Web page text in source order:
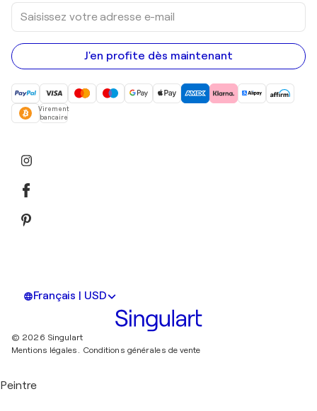
Saisissez
votre
adresse
e-
mail
J'en profite dès maintenant
Virement
bancaire
Français | USD
© 2026 Singulart
Mentions légales. Conditions générales de vente
Peintre